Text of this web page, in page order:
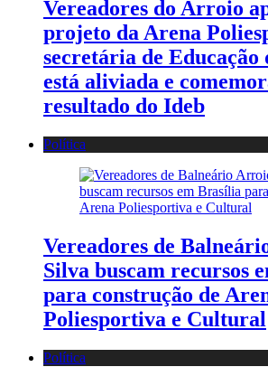
Vereadores do Arroio
projeto da Arena
secretária de
está aliviada e
resultado do Ideb
Política
Vereadores de
Silva buscam recursos
para construção de
Poliesportiva e Cultural
Política